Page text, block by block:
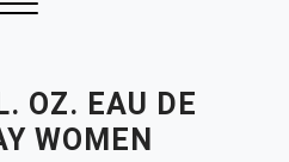
OZ. EAU DE
WOMEN